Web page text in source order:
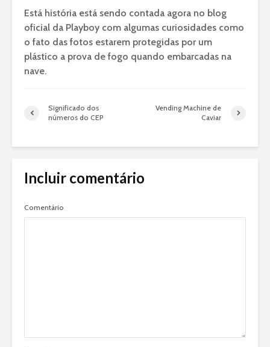
Está história está sendo contada agora no blog
oficial da Playboy com algumas curiosidades como
o fato das fotos estarem protegidas por um
plástico a prova de fogo quando embarcadas na
nave.
Significado dos
números do CEP
Vending Machine de
Caviar
Incluir comentário
Comentário